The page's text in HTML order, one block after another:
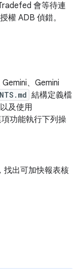
會等待連
權 ADB 偵錯。
、Gemini
結構定義檔
及使用
功能執行下列操
找出可加快報表核